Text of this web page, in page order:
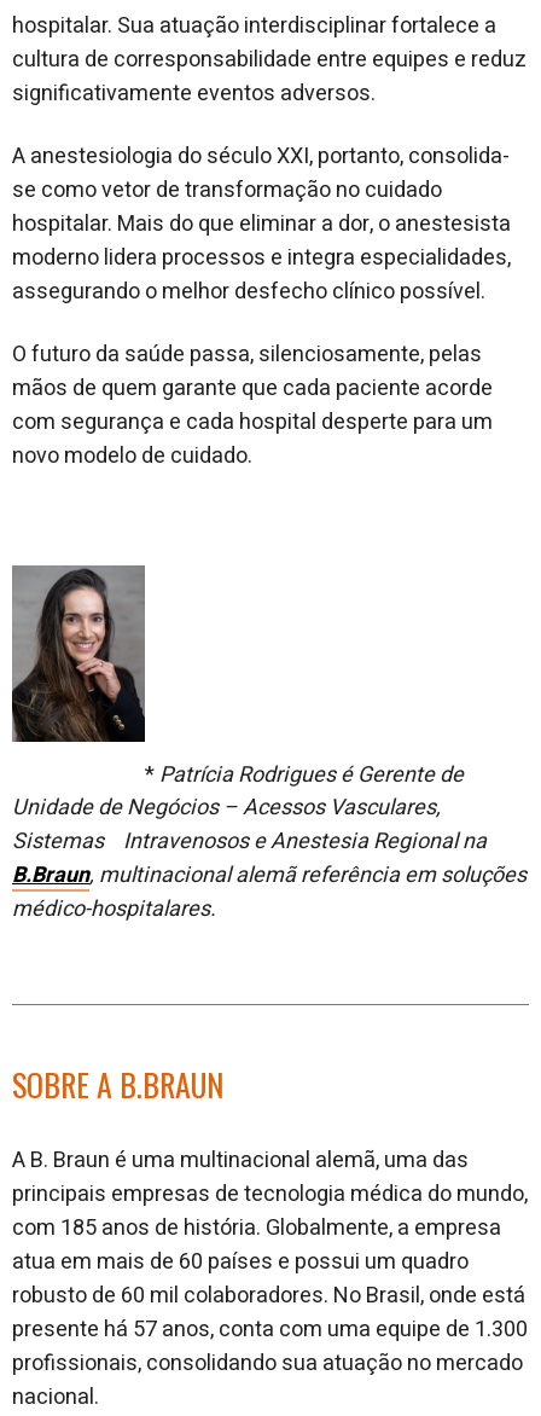
hospitalar. Sua atuação interdisciplinar fortalece a
cultura de corresponsabilidade entre equipes e reduz
significativamente eventos adversos.
A anestesiologia do século XXI, portanto, consolida-
se como vetor de transformação no cuidado
hospitalar. Mais do que eliminar a dor, o anestesista
moderno lidera processos e integra especialidades,
assegurando o melhor desfecho clínico possível.
O futuro da saúde passa, silenciosamente, pelas
mãos de quem garante que cada paciente acorde
com segurança e cada hospital desperte para um
novo modelo de cuidado.
*Patrícia Rodrigues é Gerente de
Unidade de Negócios – Acessos Vasculares,
Sistemas Intravenosos e Anestesia Regional na
B.Braun, multinacional alemã referência em soluções
médico-hospitalares.
SOBRE A B.BRAUN
A B. Braun é uma multinacional alemã, uma das
principais empresas de tecnologia médica do mundo,
com 185 anos de história. Globalmente, a empresa
atua em mais de 60 países e possui um quadro
robusto de 60 mil colaboradores. No Brasil, onde está
presente há 57 anos, conta com uma equipe de 1.300
profissionais, consolidando sua atuação no mercado
nacional.